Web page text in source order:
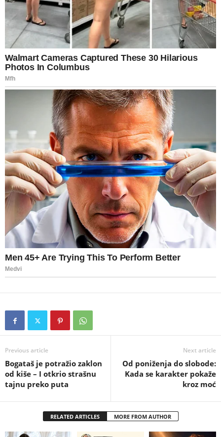
Previous article
Bogataš je potražio zaklon
od kiše – I otkrio strašnu
tajnu preko puta
Next article
Od poniženja do slobode:
Kada se karakter pokaže
kroz moć
RELATED ARTICLES MORE FROM AUTHOR